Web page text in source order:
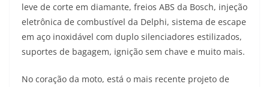
leve de corte em diamante, freios ABS da Bosch, injeção
eletrônica de combustível da Delphi, sistema de escape
em aço inoxidável com duplo silenciadores estilizados,
suportes de bagagem, ignição sem chave e muito mais.
No coração da moto, está o mais recente projeto de